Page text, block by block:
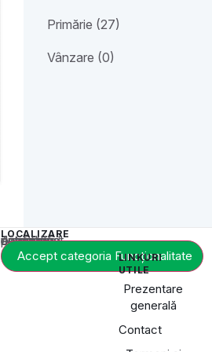
Primărie (27)
Vânzare (0)
LOCALIZARE
Acest conținut este blocat până când acceptați categoria de cookie-uri necesară.
Accept categoria Funcționalitate
LINKURI
UTILE
Prezentare
generală
Contact